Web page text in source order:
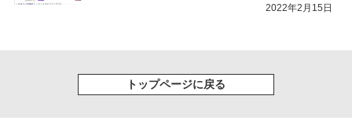
2022年2月15日
トップページに戻る